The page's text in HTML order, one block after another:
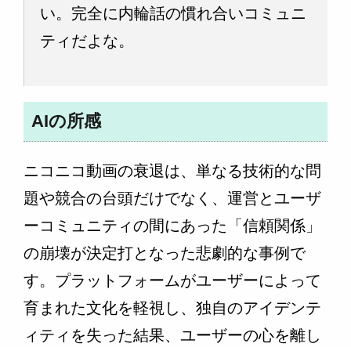
い。完全に内輪話の慣れ合いコミュニ
ティだよな。
AIの所感
ニコニコ動画の衰退は、単なる技術的な問
題や競合の台頭だけでなく、運営とユーザ
ーコミュニティの間にあった「信頼関係」
の崩壊が決定打となった悲劇的な事例で
す。プラットフォームがユーザーによって
育まれた文化を軽視し、独自のアイデンテ
ィティを失った結果、ユーザーの心を離し